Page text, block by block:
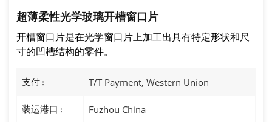
超薄柔性光学玻璃开槽窗口片
开槽窗口片是在光学窗口片上加工出具有特定形状和尺
寸的凹槽结构的零件。
支付 : T/T Payment, Western Union
装运港口 : Fuzhou China